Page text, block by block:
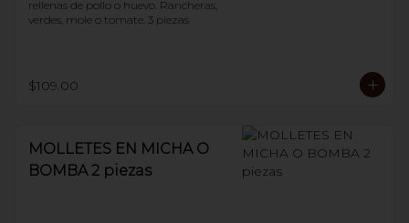
rellenas de pollo o huevo. Rancheras,
verdes, mole o tomate. 3 piezas
$109.00
MOLLETES EN MICHA O
BOMBA 2 piezas